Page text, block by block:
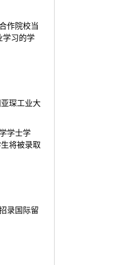
作院校当
学习的学
琛工业大
学士学
将被录取
录国际留